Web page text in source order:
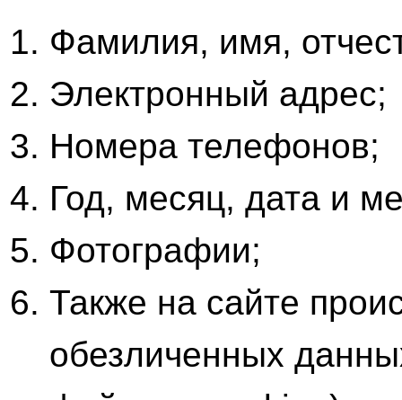
Фамилия, имя,
Электронный адрес;
Номера телефонов;
Год, месяц, дата и
Фотографии;
Также на сайте
обезличенных